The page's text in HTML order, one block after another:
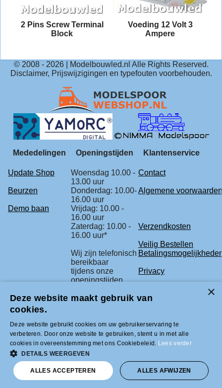
2 Pins Screw Terminal
Block
Voeding 12 Volt 3
Ampere
© 2008 - 2026| Modelbouwled.nl Alle Rights Reserved.
Disclaimer, Prijswijzigingen en typefouten voorbehouden.
Mededelingen Openingstijden Klantenservice
Update Shop
Woensdag 10.00 -
13.00 uur
Contact
Beurzen
Donderdag: 10.00-
16.00 uur
Algemene voorwaarden
Demo baan
Vrijdag: 10.00 -
16.00 uur
Zaterdag: 10.00 -
16.00 uur*
Verzendkosten
Veilig Bestellen
Wij zijn telefonisch
bereikbaar
tijdens onze
openingstijden.
Privacy
* check voor de
Klachtenregeling
agenda.
Tel +31 (0)33-2996333 |
info@modelbouwled.nl | BTW nummer
NL001954275B26 | KVK nummer
31043946 | IBAN nummer NL59INGB
Deze website maakt gebruik van
cookies.
Deze website gebruikt cookies om uw gebruikerservaring te
verbeteren. Door onze website te gebruiken, stemt u in met alle
cookies in overeenstemming met ons Cookiebeleid. Lees verder
DETAILS WEERGEVEN
ALLES ACCEPTEREN ALLES AFWIJZEN